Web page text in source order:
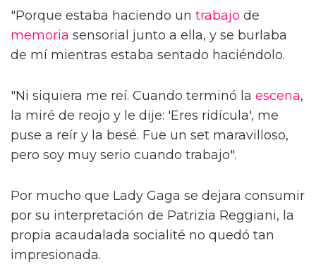
"Porque estaba haciendo un trabajo de
memoria sensorial junto a ella, y se burlaba
de mí mientras estaba sentado haciéndolo.
"Ni siquiera me reí. Cuando terminó la escena,
la miré de reojo y le dije: 'Eres ridícula', me
puse a reír y la besé. Fue un set maravilloso,
pero soy muy serio cuando trabajo".
Por mucho que Lady Gaga se dejara consumir
por su interpretación de Patrizia Reggiani, la
propia acaudalada socialité no quedó tan
impresionada.